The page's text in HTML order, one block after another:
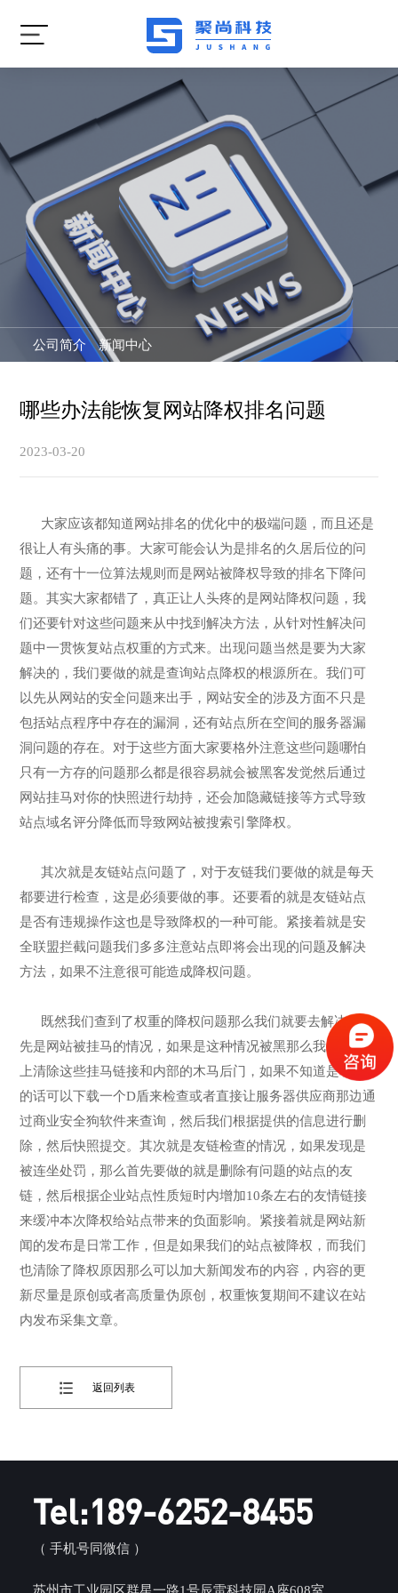
公司简介 新闻中心
哪些办法能恢复网站降权排名问题
2023-03-20
大家应该都知道网站排名的优化中的极端问题，而且还是
很让人有头痛的事。大家可能会认为是排名的久居后位的问
题，还有十一位算法规则而是网站被降权导致的排名下降问
题。其实大家都错了，真正让人头疼的是网站降权问题，我
们还要针对这些问题来从中找到解决方法，从针对性解决问
题中一贯恢复站点权重的方式来。出现问题当然是要为大家
解决的，我们要做的就是查询站点降权的根源所在。我们可
以先从网站的安全问题来出手，网站安全的涉及方面不只是
包括站点程序中存在的漏洞，还有站点所在空间的服务器漏
洞问题的存在。对于这些方面大家要格外注意这些问题哪怕
只有一方存的问题那么都是很容易就会被黑客发觉然后通过
网站挂马对你的快照进行劫持，还会加隐藏链接等方式导致
站点域名评分降低而导致网站被搜索引擎降权。
其次就是友链站点问题了，对于友链我们要做的就是每天
都要进行检查，这是必须要做的事。还要看的就是友链站点
是否有违规操作这也是导致降权的一种可能。紧接着就是安
全联盟拦截问题我们多多注意站点即将会出现的问题及解决
方法，如果不注意很可能造成降权问题。
既然我们查到了权重的降权问题那么我们就要去解决，首
先是网站被挂马的情况，如果是这种情况被黑那么我们要马
上清除这些挂马链接和内部的木马后门，如果不知道是哪些
的话可以下载一个D盾来检查或者直接让服务器供应商那边通
过商业安全狗软件来查询，然后我们根据提供的信息进行删
除，然后快照提交。其次就是友链检查的情况，如果发现是
被连坐处罚，那么首先要做的就是删除有问题的站点的友
链，然后根据企业站点性质短时内增加10条左右的友情链接
来缓冲本次降权给站点带来的负面影响。紧接着就是网站新
闻的发布是日常工作，但是如果我们的站点被降权，而我们
也清除了降权原因那么可以加大新闻发布的内容，内容的更
新尽量是原创或者高质量伪原创，权重恢复期间不建议在站
内发布采集文章。
返回列表
Tel:189-6252-8455
（ 手机号同微信 ）